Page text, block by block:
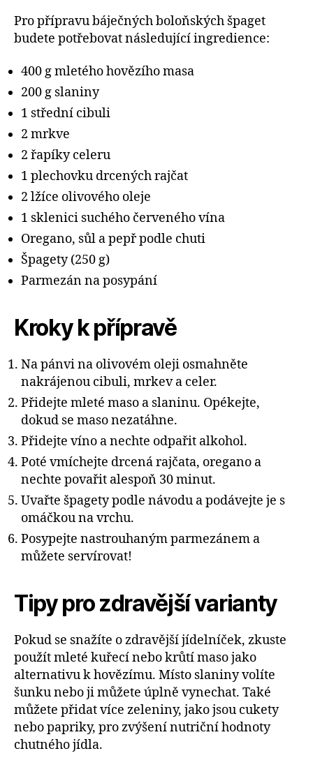
Pro přípravu báječných boloňských špaget
budete potřebovat následující ingredience:
400 g mletého hovězího masa
200 g slaniny
1 střední cibuli
2 mrkve
2 řapíky celeru
1 plechovku drcených rajčat
2 lžíce olivového oleje
1 sklenici suchého červeného vína
Oregano, sůl a pepř podle chuti
Špagety (250 g)
Parmezán na posypání
Kroky k přípravě
Na pánvi na olivovém oleji osmahněte
nakrájenou cibuli, mrkev a celer.
Přidejte mleté maso a slaninu. Opékejte,
dokud se maso nezatáhne.
Přidejte víno a nechte odpařit alkohol.
Poté vmíchejte drcená rajčata, oregano a
nechte povařit alespoň 30 minut.
Uvařte špagety podle návodu a podávejte je s
omáčkou na vrchu.
Posypejte nastrouhaným parmezánem a
můžete servírovat!
Tipy pro zdravější varianty
Pokud se snažíte o zdravější jídelníček, zkuste
použít mleté kuřecí nebo krůtí maso jako
alternativu k hovězímu. Místo slaniny volíte
šunku nebo ji můžete úplně vynechat. Také
můžete přidat více zeleniny, jako jsou cukety
nebo papriky, pro zvýšení nutriční hodnoty
chutného jídla.